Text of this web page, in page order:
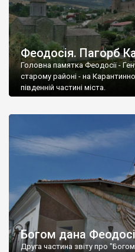
Феодосія. Пагорб
Головна памятка Феодосії -
старому районі - на
південній частині міста.
Богом дана
Друга частина звіту про